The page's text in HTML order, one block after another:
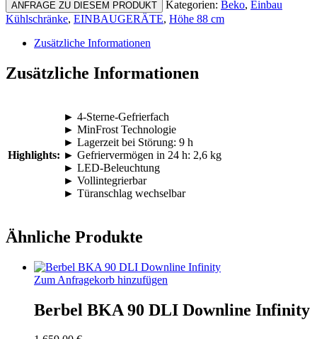
ANFRAGE ZU DIESEM PRODUKT Kategorien: Beko, Einbau
Kühlschränke, EINBAUGERÄTE, Höhe 88 cm
Zusätzliche Informationen
Zusätzliche Informationen
Highlights:
► 4-Sterne-Gefrierfach
► MinFrost Technologie
► Lagerzeit bei Störung: 9 h
► Gefriervermögen in 24 h: 2,6 kg
► LED-Beleuchtung
► Vollintegrierbar
► Türanschlag wechselbar
Ähnliche Produkte
Zum Anfragekorb hinzufügen
Berbel BKA 90 DLI Downline Infinity